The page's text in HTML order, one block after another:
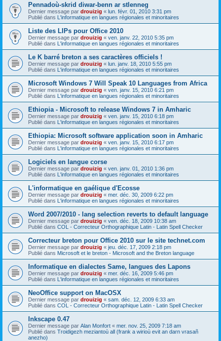
Pennadoù-skrid diwar-benn ar stlenneg
Dernier message par drouizig « lun. févr. 01, 2010 3:31 pm
Publié dans L'informatique en langues régionales et minoritaires
Liste des LIPs pour Office 2010
Dernier message par drouizig « ven. janv. 22, 2010 5:35 pm
Publié dans L'informatique en langues régionales et minoritaires
Le K barré breton a ses caractères officiels !
Dernier message par drouizig « lun. janv. 18, 2010 5:55 pm
Publié dans L'informatique en langues régionales et minoritaires
Microsoft Windows 7 Will Speak 10 Languages from Africa
Dernier message par drouizig « ven. janv. 15, 2010 6:21 pm
Publié dans L'informatique en langues régionales et minoritaires
Ethiopia - Microsoft to release Windows 7 in Amharic
Dernier message par drouizig « ven. janv. 15, 2010 6:18 pm
Publié dans L'informatique en langues régionales et minoritaires
Ethiopia: Microsoft software application soon in Amharic
Dernier message par drouizig « ven. janv. 15, 2010 6:17 pm
Publié dans L'informatique en langues régionales et minoritaires
Logiciels en langue corse
Dernier message par drouizig « ven. janv. 01, 2010 1:36 pm
Publié dans L'informatique en langues régionales et minoritaires
L'informatique en gaélique d'Ecosse
Dernier message par drouizig « mer. déc. 30, 2009 6:22 pm
Publié dans L'informatique en langues régionales et minoritaires
Word 2007/2010 - lang selection reverts to default language
Dernier message par drouizig « ven. déc. 18, 2009 10:38 am
Publié dans COL - Correcteur Orthographique Latin - Latin Spell Checker
Correcteur breton pour Office 2010 sur le site technet.com
Dernier message par drouizig « jeu. déc. 17, 2009 2:18 pm
Publié dans Microsoft et le breton - Microsoft and the Breton language
Informatique en dialectes Same, langues des Lapons
Dernier message par drouizig « mer. déc. 16, 2009 5:46 pm
Publié dans L'informatique en langues régionales et minoritaires
NeoOffice support on MacOSX
Dernier message par drouizig « sam. déc. 12, 2009 6:33 am
Publié dans COL - Correcteur Orthographique Latin - Latin Spell Checker
Inkscape 0.47
Dernier message par Alan Monfort « mer. nov. 25, 2009 7:18 am
Publié dans Troidigezh meziantoù all (frank a wirioù evit an darn vrasañ
anezho)